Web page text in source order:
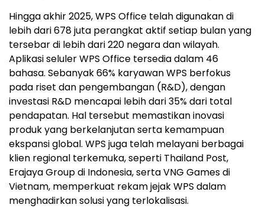
Hingga akhir 2025, WPS Office telah digunakan di
lebih dari 678 juta perangkat aktif setiap bulan yang
tersebar di lebih dari 220 negara dan wilayah.
Aplikasi seluler WPS Office tersedia dalam 46
bahasa. Sebanyak 66% karyawan WPS berfokus
pada riset dan pengembangan (R&D), dengan
investasi R&D mencapai lebih dari 35% dari total
pendapatan. Hal tersebut memastikan inovasi
produk yang berkelanjutan serta kemampuan
ekspansi global. WPS juga telah melayani berbagai
klien regional terkemuka, seperti Thailand Post,
Erajaya Group di Indonesia, serta VNG Games di
Vietnam, memperkuat rekam jejak WPS dalam
menghadirkan solusi yang terlokalisasi.